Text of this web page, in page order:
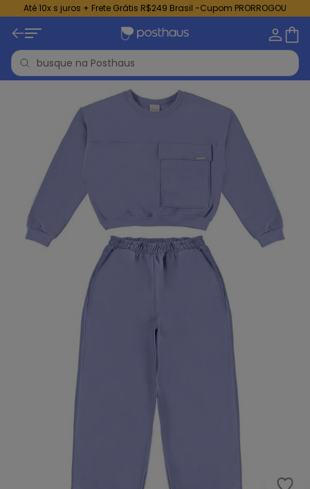
Até 10x s juros + Frete Grátis R$249 Brasil -Cupom PRORROGOU